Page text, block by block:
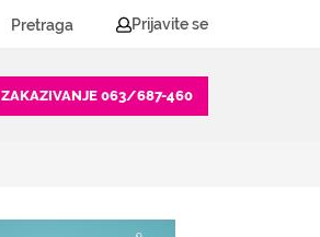
Prijavite se
ZAKAZIVANJE 063/687-460